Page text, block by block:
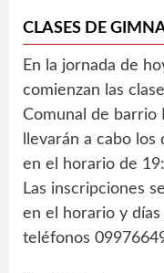
CLASES DE
En la jornada de
comienzan las
Comunal de barrio
llevarán a cabo
en el horario de
Las inscripciones
en el horario y
teléfonos